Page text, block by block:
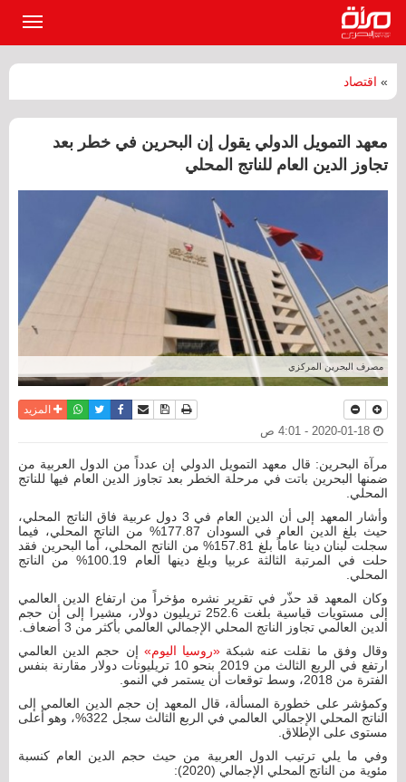
» اقتصاد
معهد التمويل الدولي يقول إن البحرين في خطر بعد
تجاوز الدين العام للناتج المحلي
مصرف البحرين المركزي
نسخة للطباعة
حفظ الموضوع
أرسل الى صديق
فيسبوكتويترواتسابالمزيد
مرآة البحرين: قال معهد التمويل الدولي إن عدداً من الدول العربية من
ضمنها البحرين باتت في مرحلة الخطر بعد تجاوز الدين العام فيها للناتج
المحلي.
وأشار المعهد إلى أن الدين العام في 3 دول عربية فاق الناتج المحلي،
حيث بلغ الدين العام في السودان 177.87% من الناتج المحلي، فيما
سجلت لبنان دينا عاماً بلغ 157.81% من الناتج المحلي، أما البحرين فقد
حلت في المرتبة الثالثة عربيا وبلغ دينها العام 100.19% من الناتج
المحلي.
وكان المعهد قد حذّر في تقرير نشره مؤخراً من ارتفاع الدين العالمي
إلى مستويات قياسية بلغت 252.6 تريليون دولار، مشيرا إلى أن حجم
الدين العالمي تجاوز الناتج المحلي الإجمالي العالمي بأكثر من 3 أضعاف.
وقال وفق ما نقلت عنه شبكة«روسيا اليوم» إن حجم الدين العالمي
ارتفع في الربع الثالث من 2019 بنحو 10 تريليونات دولار مقارنة بنفس
الفترة من 2018، وسط توقعات أن يستمر في النمو.
وكمؤشر على خطورة المسألة، قال المعهد إن حجم الدين العالمي إلى
الناتج المحلي الإجمالي العالمي في الربع الثالث سجل 322%، وهو أعلى
مستوى على الإطلاق.
وفي ما يلي ترتيب الدول العربية من حيث حجم الدين العام كنسبة
مئوية من الناتج المحلي الإجمالي (2020):